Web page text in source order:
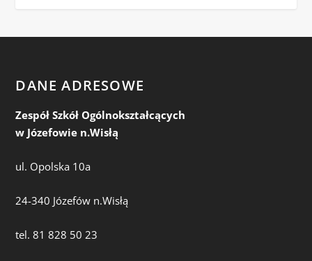
DANE ADRESOWE
Zespół Szkół Ogólnokształcących
w Józefowie n.Wisłą
ul. Opolska 10a
24-340 Józefów n.Wisłą
tel. 81 828 50 23